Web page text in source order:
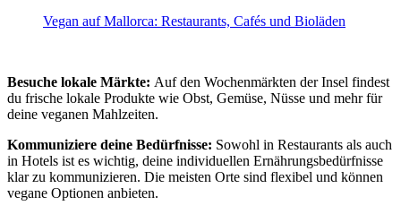
Vegan auf Mallorca: Restaurants, Cafés und Bioläden
Besuche lokale Märkte: Auf den Wochenmärkten der Insel findest
du frische lokale Produkte wie Obst, Gemüse, Nüsse und mehr für
deine veganen Mahlzeiten.
Kommuniziere deine Bedürfnisse: Sowohl in Restaurants als auch
in Hotels ist es wichtig, deine individuellen Ernährungsbedürfnisse
klar zu kommunizieren. Die meisten Orte sind flexibel und können
vegane Optionen anbieten.